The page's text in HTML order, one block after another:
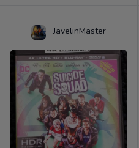
JavelinMaster